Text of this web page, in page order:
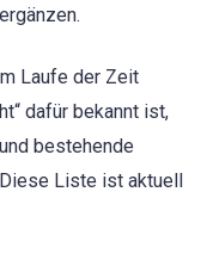
Laufe der Zeit
dafür bekannt ist,
bestehende
Liste ist aktuell